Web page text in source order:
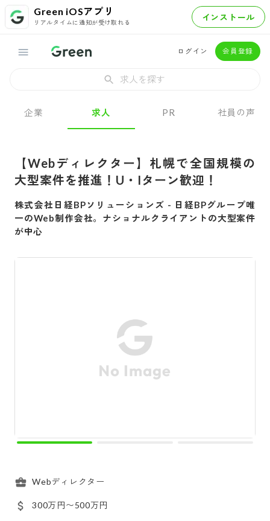
Green iOSアプリ
リアルタイムに通知が受け取れる インストール
ログイン 会員登録
求人を探す
企業 求人 PR 社員の声
【Webディレクター】札幌で全国規模の
大型案件を推進！U・Iターン歓迎！
株式会社日経BPソリューションズ - 日経BPグループ唯
一のWeb制作会社。ナショナルクライアントの大型案件
が中心
Webディレクター
300万円〜500万円